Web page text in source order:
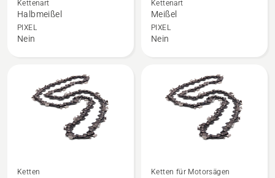
CUT
Kette
S85
anzeigen
Kettenart
Halbmeißel
PIXEL
Nein
CUT
Kette
1.5mm
Produktbewertung
Kettenart
Meißel
PIXEL
Nein
Ketten Ketten für Motorsägen